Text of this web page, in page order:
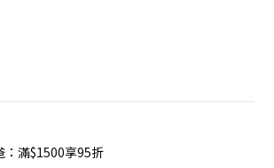
：滿$1500享95折
門市資訊；需要真人客服也可以直接留
17:00